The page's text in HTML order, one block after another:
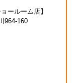
ールーム店】
964-160